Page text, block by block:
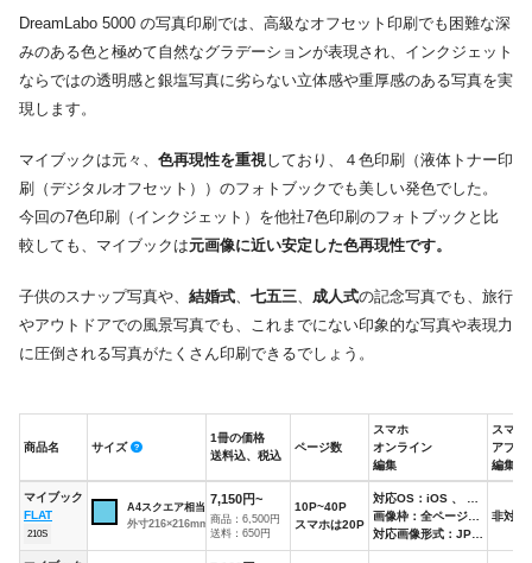
DreamLabo 5000 の写真印刷では、高級なオフセット印刷でも困難な深
みのある色と極めて自然なグラデーションが表現され、インクジェット
ならではの透明感と銀塩写真に劣らない立体感や重厚感のある写真を実
現します。
マイブックは元々、 色再現性を重視しており、４色印刷（液体トナー印
刷（デジタルオフセット））のフォトブックでも美しい発色でした。
今回の7色印刷（インクジェット）を他社7色印刷のフォトブックと比
較しても、マイブックは元画像に近い安定した色再現性です。
子供のスナップ写真や、 結婚式 七五三 成人式の記念写真でも、旅行
やアウトドアでの風景写真でも、これまでにない印象的な写真や表現力
に圧倒される写真がたくさん印刷できるでしょう。
商品名 サイズ
1冊の価格
送料込、税込
ページ数
スマホ
オンライン
編集
スマホ
アプリ
編集
商品名
1冊の価格
送料込、税込
スマホ
オンライン
編集
アプリ
編集
マイブック
FLAT
210S
A4スクエア相当
外寸216×216mm
7,150円~
商品：6,500円
送料：650円
10P~40P
スマホは20P
対応OS：iOS 、 Android
画像枠：全ページ固定テンプレート
対応画像形式：JPEG
非対応